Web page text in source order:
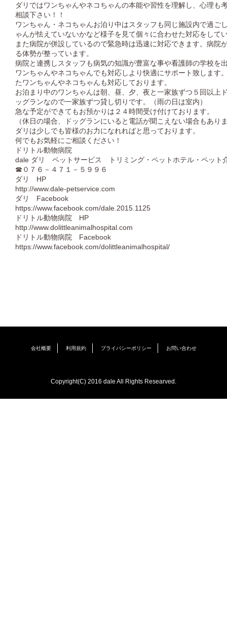
ダリではワンちゃんやネコちゃんの本能や習性を理解し、心理も
相談下さい！！
ワンちゃん・ネコちゃんお泊り中はスタッフも同じ施設内で過ご
ゃんが怯えていないかなど様子を見て個々に合わせた対応をして
また病院が併設しているので緊急時は迅速に対応できます。病院
る体勢が整っています。
病院と連携しスタッフも病気の知識が豊富な事や看護師の学校を
ワンちゃんやネコちゃんでも対応しより快適にサポート致します
たワンちゃんやネコちゃんも対応しております。
お泊まり中のワンちゃんは朝、昼、夕、夜と一家族ずつ５回以上
ッグランなので一家族ずつ貸し切りです。（雨の日は室内）
急な予定ができてもお預かりは２４時間受け付けております。
（休日の場合、ドッグランにいると電話が聞こえない場合もあり
ダリは少しでも皆様のお力になれればと思っております。
何でもお気軽にご相談ください！
ドリトル動物病院
dale ダリ ペットサービス トリミング・ペットホテル・ペット
☎０７６－４７１－５９９６
ダリ HP
http://www.dale-petservice.com
ダリ Facebook
https://www.facebook.com/dale.2015.1125
ドリトル動物病院 HP
http://www.dolittleanimalhospital.com
ドリトル動物病院 Facebook
https://www.facebook.com/dolittleanimalhospital/
会社概要 利用規約 プライバシーポリシー お問い合わせ
Copyright(C) 2016 dale All Rights Researved.